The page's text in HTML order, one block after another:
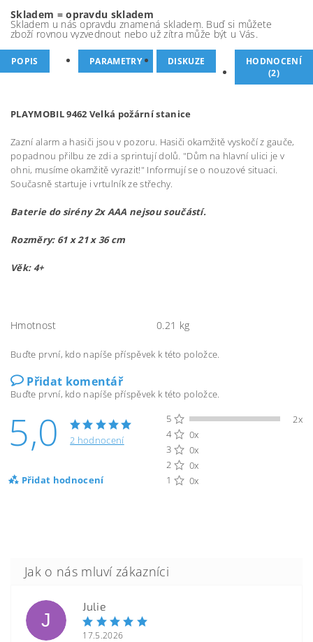
Skladem = opravdu skladem
Skladem u nás opravdu znamená skladem. Buď si můžete
zboží rovnou vyzvednout nebo už zítra může být u Vás.
POPIS PARAMETRY DISKUZE
HODNOCENÍ
(2)
PLAYMOBIL 9462 Velká požární stanice
Zazní alarm a hasiči jsou v pozoru. Hasiči okamžitě vyskočí z gauče,
popadnou přilbu ze zdi a sprintují dolů. "Dům na hlavní ulici je v
ohni, musíme okamžitě vyrazit!" Informují se o nouzové situaci.
Současně startuje i vrtulník ze střechy.
Baterie do sirény 2x AAA nejsou součástí.
Rozměry: 61 x 21 x 36 cm
Věk: 4+
Hmotnost 0.21 kg
Buďte první, kdo napíše příspěvek k této položce.
Přidat komentář
Buďte první, kdo napíše příspěvek k této položce.
5,0 2 hodnocení
Přidat hodnocení
5
2x
4
0x
3
0x
2
0x
1
0x
J
Julie
17.5.2026